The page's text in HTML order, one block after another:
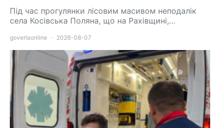
Під час прогулянки лісовим масивом неподалік
села Косівська Поляна, що на Рахівщині,…
goverlaonline 2026-08-07